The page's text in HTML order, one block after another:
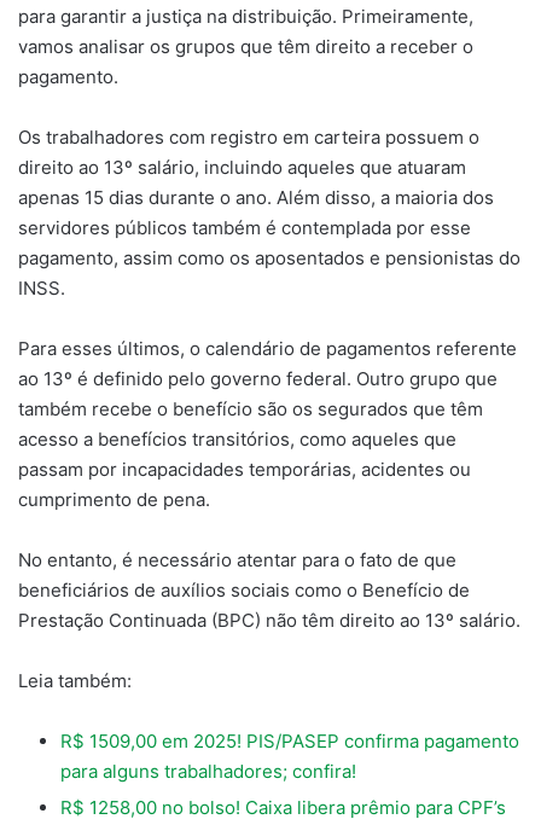
para garantir a justiça na distribuição. Primeiramente,
vamos analisar os grupos que têm direito a receber o
pagamento.
Os trabalhadores com registro em carteira possuem o
direito ao 13º salário, incluindo aqueles que atuaram
apenas 15 dias durante o ano. Além disso, a maioria dos
servidores públicos também é contemplada por esse
pagamento, assim como os aposentados e pensionistas do
INSS.
Para esses últimos, o calendário de pagamentos referente
ao 13º é definido pelo governo federal. Outro grupo que
também recebe o benefício são os segurados que têm
acesso a benefícios transitórios, como aqueles que
passam por incapacidades temporárias, acidentes ou
cumprimento de pena.
No entanto, é necessário atentar para o fato de que
beneficiários de auxílios sociais como o Benefício de
Prestação Continuada (BPC) não têm direito ao 13º salário.
Leia também:
R$ 1509,00 em 2025! PIS/PASEP confirma pagamento
para alguns trabalhadores; confira!
R$ 1258,00 no bolso! Caixa libera prêmio para CPF’s